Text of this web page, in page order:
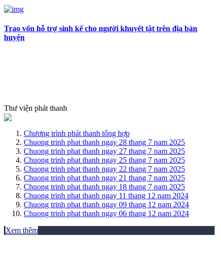
Trao vốn hỗ trợ sinh kế cho người khuyết tật trên địa bàn
huyện
Thư viện phát thanh
Chương trình phát thanh tổng hợp
Chuong trinh phat thanh ngay 28 thang 7 nam 2025
Chuong trinh phat thanh ngay 27 thang 7 nam 2025
Chuong trinh phat thanh ngay 25 thang 7 nam 2025
Chuong trinh phat thanh ngay 22 thang 7 nam 2025
Chuong trinh phat thanh ngay 21 thang 7 nam 2025
Chuong trinh phat thanh ngay 18 thang 7 nam 2025
Chuong trinh phat thanh ngay 11 thang 12 nam 2024
Chuong trinh phat thanh ngay 09 thang 12 nam 2024
Chuong trinh phat thanh ngay 06 thang 12 nam 2024
Xem thêm